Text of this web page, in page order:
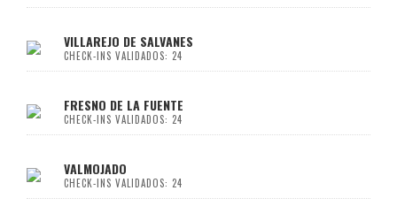
VILLAREJO DE SALVANES
CHECK-INS VALIDADOS: 24
FRESNO DE LA FUENTE
CHECK-INS VALIDADOS: 24
VALMOJADO
CHECK-INS VALIDADOS: 24